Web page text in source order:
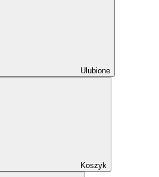
Ulubione
Koszyk